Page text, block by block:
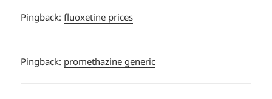
Pingback:fluoxetine prices
Pingback: promethazine generic